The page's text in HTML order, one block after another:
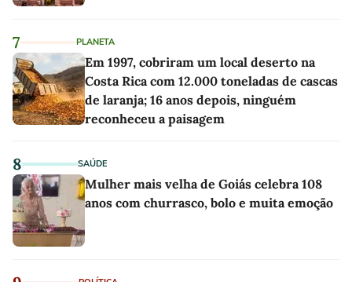
7 PLANETA
Em 1997, cobriram um local deserto na
Costa Rica com 12.000 toneladas de cascas
de laranja; 16 anos depois, ninguém
reconheceu a paisagem
8 SAÚDE
Mulher mais velha de Goiás celebra 108
anos com churrasco, bolo e muita emoção